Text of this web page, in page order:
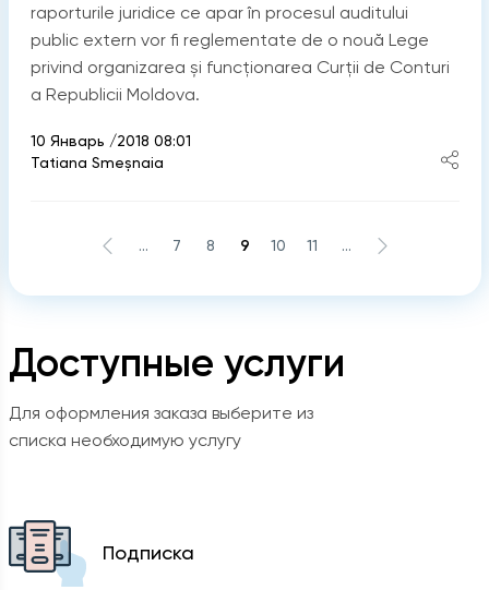
Доступные услуги
Для оформления заказа выберите из
списка необходимую услугу
Подписка
raporturile juridice ce apar în procesul auditului
public extern vor fi reglementate de o nouă Lege
privind organizarea și funcționarea Curții de Conturi
a Republicii Moldova.
10 Январь /2018 08:01
Tatiana Smeșnaia
... 7 8 9 10 11 ...